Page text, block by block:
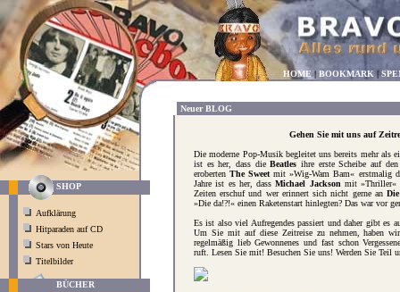
HOME | BOOKMARK |
SHOP
Aufklärung
Hitparaden auf CD
Stars von Heute
Titelbilder
BÜCHER
Neuer BLOG
Gehen Sie mit uns auf
Die moderne Pop-Musik begleitet uns bereits mehr als
ist es her, dass dieBeatles ihre erste Scheibe auf
erobertenThe Sweet mit »Wig-Wam Bam« erstmalig
Jahre ist es her, dassMichael Jackson mit »Thriller«
Zeiten erschuf und wer erinnert sich nicht gerne an
»Die da!?!« einen Raketenstart hinlegten? Das war vor
Es ist also viel Aufregendes passiert und daher gibt es
Um Sie mit auf diese Zeitreise zu nehmen, haben
regelmäßig lieb Gewonnenes und fast schon
ruft. Lesen Sie mit! Besuchen Sie uns! Werden Sie Teil